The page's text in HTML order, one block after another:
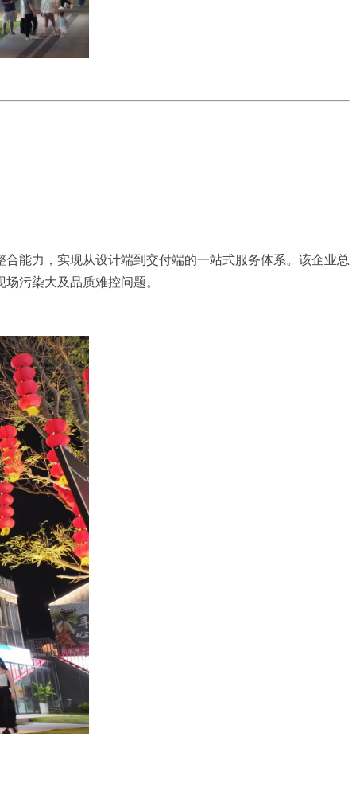
能力，实现从设计端到交付端的一站式服务体系。该企业总
污染大及品质难控问题。